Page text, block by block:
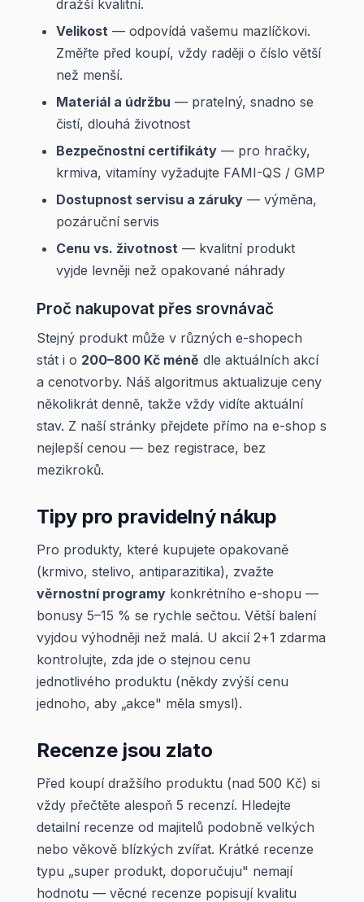
dražší kvalitní.
Velikost — odpovídá vašemu mazlíčkovi.
Změřte před koupí, vždy raději o číslo větší
než menší.
Materiál a údržbu — pratelný, snadno se
čistí, dlouhá životnost
Bezpečnostní certifikáty — pro hračky,
krmiva, vitamíny vyžadujte FAMI-QS / GMP
Dostupnost servisu a záruky — výměna,
pozáruční servis
Cenu vs. životnost — kvalitní produkt
vyjde levněji než opakované náhrady
Proč nakupovat přes srovnávač
Stejný produkt může v různých e-shopech
stát i o 200–800 Kč méně dle aktuálních akcí
a cenotvorby. Náš algoritmus aktualizuje ceny
několikrát denně, takže vždy vidíte aktuální
stav. Z naší stránky přejdete přímo na e-shop s
nejlepší cenou — bez registrace, bez
mezikroků.
Tipy pro pravidelný nákup
Pro produkty, které kupujete opakovaně
(krmivo, stelivo, antiparazitika), zvažte
věrnostní programy konkrétního e-shopu —
bonusy 5–15 % se rychle sečtou. Větší balení
vyjdou výhodněji než malá. U akcií 2+1 zdarma
kontrolujte, zda jde o stejnou cenu
jednotlivého produktu (někdy zvýší cenu
jednoho, aby „akce" měla smysl).
Recenze jsou zlato
Před koupí dražšího produktu (nad 500 Kč) si
vždy přečtěte alespoň 5 recenzí. Hledejte
detailní recenze od majitelů podobně velkých
nebo věkově blízkých zvířat. Krátké recenze
typu „super produkt, doporučuju" nemají
hodnotu — věcné recenze popisují kvalitu